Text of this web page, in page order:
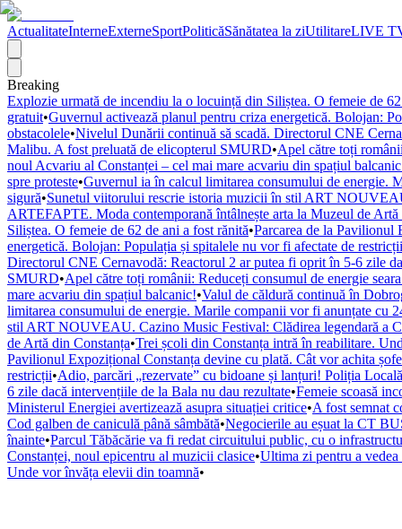
ActualitateInterneExterneSportPoliticăSănătatea la ziUtilitareLIVE
Breaking
Explozie urmată de incendiu la o locuință din Siliștea. O femeie de
gratuit•Guvernul activează planul pentru criza energetică. Bolojan:
obstacolele•Nivelul Dunării continuă să scadă. Directorul CNE
Malibu. A fost preluată de elicopterul SMURD•Apel către toți
noul Acvariu al Constanței – cel mai mare acvariu din spațiul
spre proteste•Guvernul ia în calcul limitarea consumului de energie.
sigură•Sunetul viitorului rescrie istoria muzicii în stil ART
ARTEFAPTE. Moda contemporană întâlnește arta la Muzeul de Artă
Siliștea. O femeie de 62 de ani a fost rănită•Parcarea de la Pavilionul
energetică. Bolojan: Populația și spitalele nu vor fi afectate de restricții
Directorul CNE Cernavodă: Reactorul 2 ar putea fi oprit în 5-6 zile
SMURD•Apel către toți românii: Reduceți consumul de energie
mare acvariu din spațiul balcanic!•Valul de căldură continuă în
limitarea consumului de energie. Marile companii vor fi anunțate cu
stil ART NOUVEAU. Cazino Music Festival: Clădirea legendară a
de Artă din Constanța•Trei școli din Constanța intră în reabilitare.
Pavilionul Expozițional Constanța devine cu plată. Cât vor achita
restricții•Adio, parcări „rezervate” cu bidoane și lanțuri! Poliția
6 zile dacă intervențiile de la Bala nu dau rezultate•Femeie scoasă
Ministerul Energiei avertizează asupra situației critice•A fost semnat
Cod galben de caniculă până sâmbătă•Negocierile au eșuat la CT
înainte•Parcul Tăbăcărie va fi redat circuitului public, cu o
Constanței, noul epicentru al muzicii clasice•Ultima zi pentru a
Unde vor învăța elevii din toamnă•